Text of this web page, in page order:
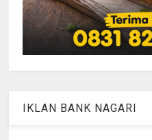
IKLAN BANK NAGARI